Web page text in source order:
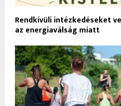
Rendkívüli intézkedéseket
az energiaválság miatt